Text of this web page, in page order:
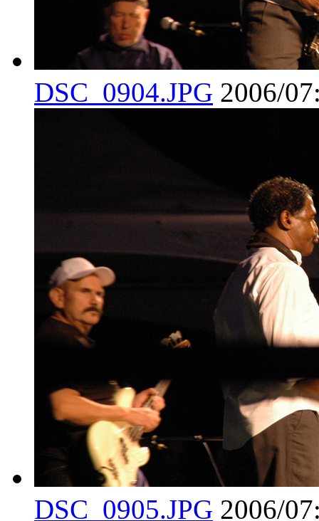
DSC_0904.JPG 2006/
DSC_0905.JPG 2006/